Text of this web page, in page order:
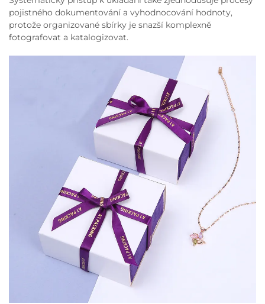
pojistného dokumentování a vyhodnocování hodnoty,
protože organizované sbírky je snazší komplexně
fotografovat a katalogizovat.